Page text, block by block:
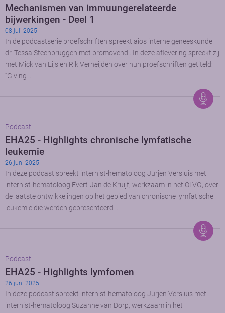
Mechanismen van immuungerelateerde
bijwerkingen - Deel 1
08 juli 2025
In de podcastserie proefschriften spreekt aios interne geneeskunde
dr. Tessa Steenbruggen met promovendi. In deze aflevering spreekt zij
met Mick van Eijs en Rik Verheijden over hun proefschriften getiteld:
“Giving …
Podcast
EHA25 - Highlights chronische lymfatische
leukemie
26 juni 2025
In deze podcast spreekt internist-hematoloog Jurjen Versluis met
internist-hematoloog Evert-Jan de Kruijf, werkzaam in het OLVG, over
de laatste ontwikkelingen op het gebied van chronische lymfatische
leukemie die werden gepresenteerd …
Podcast
EHA25 - Highlights lymfomen
26 juni 2025
In deze podcast spreekt internist-hematoloog Jurjen Versluis met
internist-hematoloog Suzanne van Dorp, werkzaam in het